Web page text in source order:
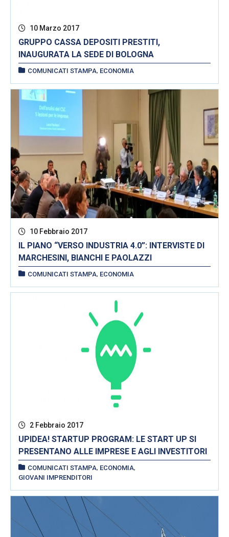
10 Marzo 2017
GRUPPO CASSA DEPOSITI PRESTITI,
INAUGURATA LA SEDE DI BOLOGNA
COMUNICATI STAMPA ECONOMIA
10 Febbraio 2017
IL PIANO “VERSO INDUSTRIA 4.0”: INTERVISTE DI
MARCHESINI, BIANCHI E PAOLAZZI
COMUNICATI STAMPA ECONOMIA
2 Febbraio 2017
UPIDEA! STARTUP PROGRAM: LE START UP SI
PRESENTANO ALLE IMPRESE E AGLI INVESTITORI
COMUNICATI STAMPA ECONOMIA
GIOVANI IMPRENDITORI